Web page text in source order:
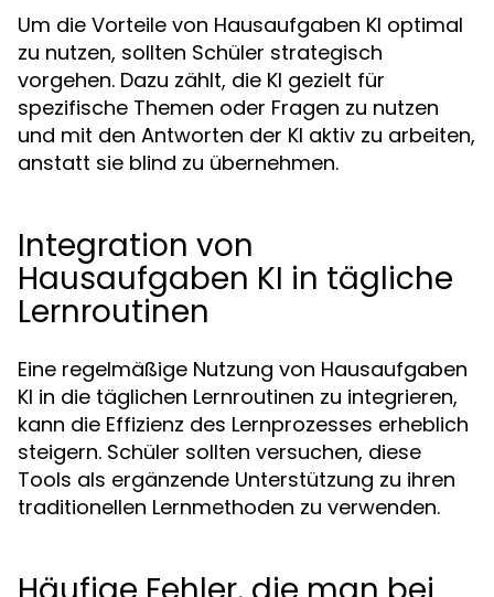
Um die Vorteile von Hausaufgaben KI optimal
zu nutzen, sollten Schüler strategisch
vorgehen. Dazu zählt, die KI gezielt für
spezifische Themen oder Fragen zu nutzen
und mit den Antworten der KI aktiv zu arbeiten,
anstatt sie blind zu übernehmen.
Integration von
Hausaufgaben KI in tägliche
Lernroutinen
Eine regelmäßige Nutzung von Hausaufgaben
KI in die täglichen Lernroutinen zu integrieren,
kann die Effizienz des Lernprozesses erheblich
steigern. Schüler sollten versuchen, diese
Tools als ergänzende Unterstützung zu ihren
traditionellen Lernmethoden zu verwenden.